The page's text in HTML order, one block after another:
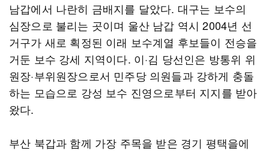
남갑에서 나란히 금배지를 달았다. 대구는 보수의
심장으로 불리는 곳이며 울산 남갑 역시 2004년 선
거구가 새로 획정된 이래 보수계열 후보들이 전승을
거둔 보수 강세 지역이다. 이·김 당선인은 방통위 위
원장·부위원장으로서 민주당 의원들과 강하게 충돌
하는 모습으로 강성 보수 진영으로부터 지지를 받아
왔다.
부산 북갑과 함께 가장 주목을 받은 경기 평택을에